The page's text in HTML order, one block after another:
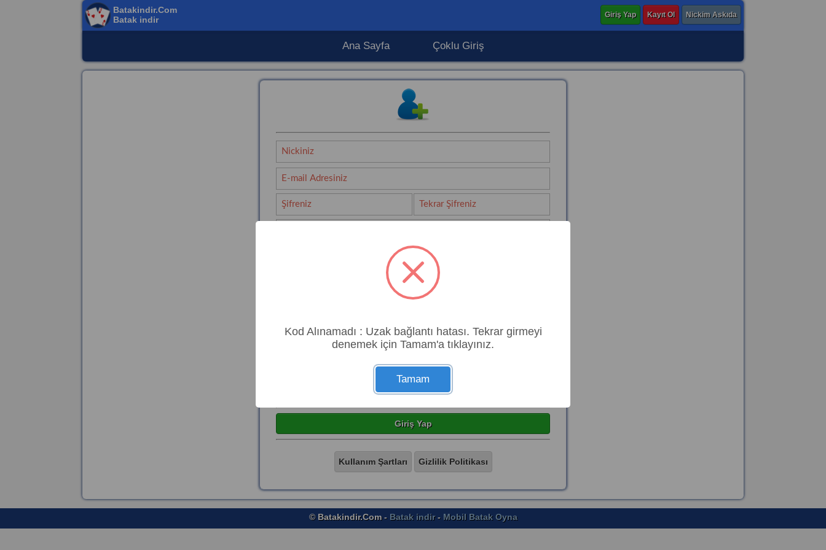
Batakindir.Com
Batak indir
Giriş Yap Kayıt Ol Nickim Askıda
Ana Sayfa Çoklu Giriş
Kullanım Şartlarını Kabul Ediyorum
Misafir Girişi
Giriş Yap
Kullanım Şartları Gizlilik Politikası
© Batakindir.Com - Batak indir- Mobil Batak Oyna
Kod Alınamadı : Uzak bağlantı hatası. Tekrar girmeyi
denemek için Tamam'a tıklayınız.
Tamam